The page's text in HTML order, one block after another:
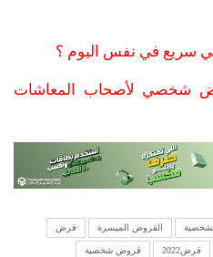
في نفس اليوم ؟
شخصي لأصحاب المعاشات
القروض الميسرة قرض
قرض2022 قروض شخصية